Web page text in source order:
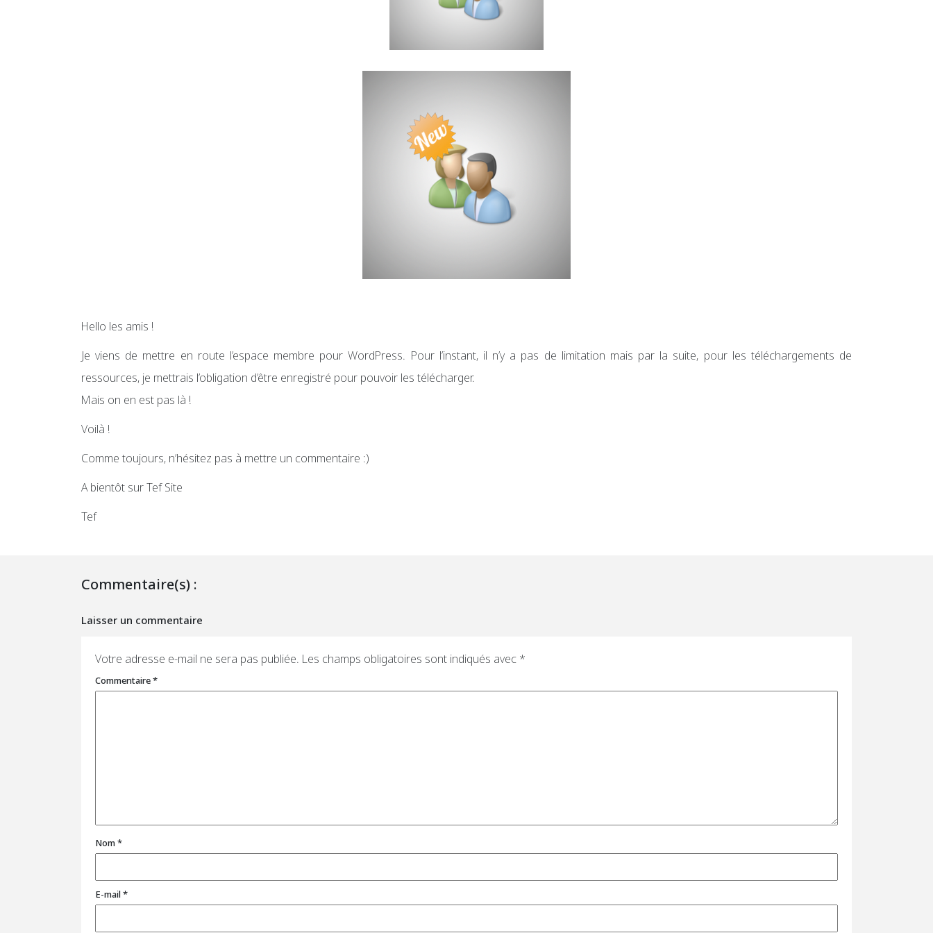
Hello les amis !
Je viens de mettre en route l’espace membre pour WordPress. Pour l’instant, il n’y a pas de limitation mais par la suite, pour les téléchargements de
ressources, je mettrais l’obligation d’être enregistré pour pouvoir les télécharger.
Mais on en est pas là !
Voilà !
Comme toujours, n’hésitez pas à mettre un commentaire :)
A bientôt sur Tef Site
Tef
Commentaire(s) :
Laisser un commentaire
Votre adresse e-mail ne sera pas publiée. Les champs obligatoires sont indiqués avec *
Commentaire*
Nom*
E-mail*